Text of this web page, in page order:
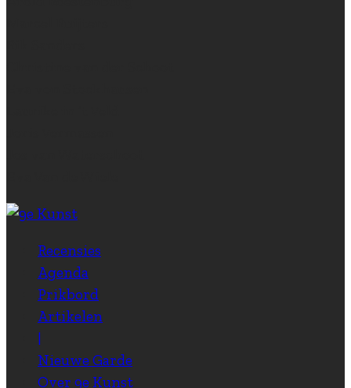
Recensies
Agenda
Prikbord
Artikelen
|
Nieuwe Garde
Over 9e Kunst